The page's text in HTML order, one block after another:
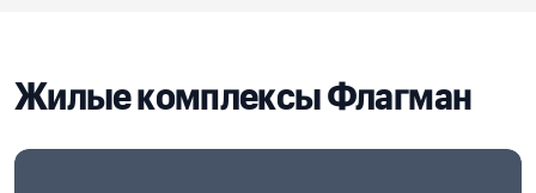
Жилые комплексы Флагман